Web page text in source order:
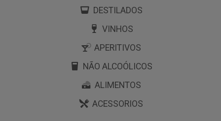
DESTILADOS
VINHOS
APERITIVOS
NÃO ALCOÓLICOS
ALIMENTOS
ACESSORIOS